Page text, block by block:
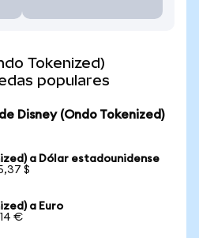
Tokenized)
populares
Disney (Ondo Tokenized)
a Dólar estadounidense
$
a Euro
€